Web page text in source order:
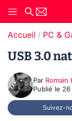
Accueil PC &
USB 3.0
Par Romain
Publié le 26
Suivez-